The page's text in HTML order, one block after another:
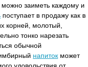
можно заиметь каждому и
поступает в продажу как в
корней, молотый,
тонко нарезать
обычной
напиток может